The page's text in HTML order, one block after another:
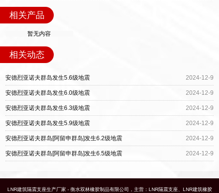
相关产品
暂无内容
相关动态
安德烈亚诺夫群岛发生5.6级地震 2024-12-9
安德烈亚诺夫群岛发生6.0级地震 2024-12-9
安德烈亚诺夫群岛发生6.3级地震 2024-12-9
安德烈亚诺夫群岛发生5.9级地震 2024-12-9
安德烈亚诺夫群岛[阿留申群岛]发生6.2级地震 2024-12-9
安德烈亚诺夫群岛[阿留申群岛]发生6.5级地震 2024-12-9
LNR建筑隔震支座生产厂家 - 衡水双林橡胶制品有限公司，主营：LNR隔震支座、LNR建筑橡胶